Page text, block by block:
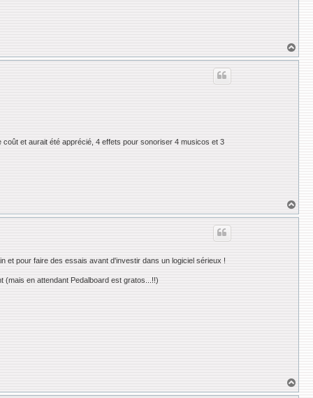
a
et aurait été apprécié, 4 effets pour sonoriser 4 musicos et 3
a
et pour faire des essais avant d'investir dans un logiciel sérieux !
(mais en attendant Pedalboard est gratos...!!)
a